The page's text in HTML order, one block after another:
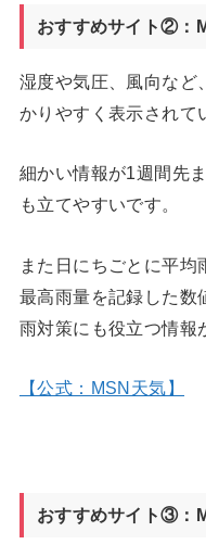
おすすめサイト②：
湿度や気圧、風向など
かりやすく表示されて
細かい情報が1週間先
も立てやすいです。
また日にちごとに平
最高雨量を記録した数
雨対策にも役立つ情報
【公式：MSN天気】
おすすめサイト③：